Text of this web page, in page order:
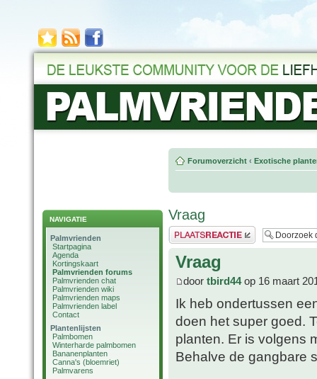
NAVIGATIE
Palmvrienden
Startpagina
Agenda
Kortingskaart
Palmvrienden forums
Palmvrienden chat
Palmvrienden wiki
Palmvrienden maps
Palmvrienden label
Contact
Plantenlijsten
Palmbomen
Winterharde palmbomen
Bananenplanten
Canna's (bloemriet)
Palmvarens
Forumoverzicht ‹ Exotische
Vraag
Plaats een reactie
Vraag
door tbird44op 16 maart
Ik heb ondertussen
doen het super goed.
planten. Er is volgens
Behalve de gangbare